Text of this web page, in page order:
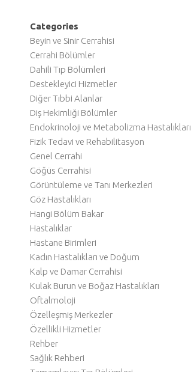
Categories
Beyin ve Sinir Cerrahisi
Cerrahi Bölümler
Dahili Tıp Bölümleri
Destekleyici Hizmetler
Diğer Tıbbi Alanlar
Diş Hekimliği Bölümler
Endokrinoloji ve Metabolizma Hastalıkları
Fizik Tedavi ve Rehabilitasyon
Genel Cerrahi
Göğüs Cerrahisi
Görüntüleme ve Tanı Merkezleri
Göz Hastalıkları
Hangi Bölüm Bakar
Hastalıklar
Hastane Birimleri
Kadın Hastalıkları ve Doğum
Kalp ve Damar Cerrahisi
Kulak Burun ve Boğaz Hastalıkları
Oftalmoloji
Özelleşmiş Merkezler
Özellikli Hizmetler
Rehber
Sağlık Rehberi